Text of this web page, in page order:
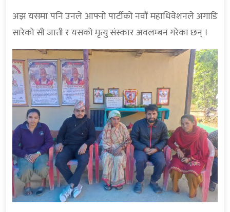
अझ यसमा पनि उनले आफ्नो पार्टीको नवौं महाधिवेशनले अगाडि
सारेको सी जाती र यसको मृत्यु संस्कार अवलम्बन गरेका छन् ।